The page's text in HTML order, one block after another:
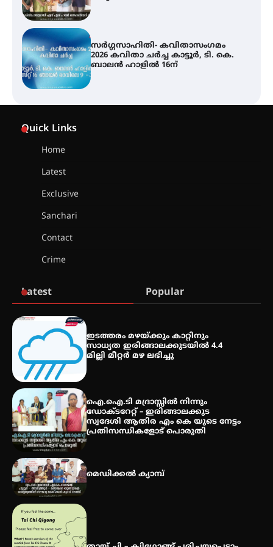
ശക്തമായ മഴ തുടരുന്നു – തൃശൂർ
ജില്ലയിൽ എല്ലാ വിദ്യാഭ്യാസ
സ്ഥാപനങ്ങൾക്കും ശനിയാഴ്ച
അവധി
എസ് എൻ ഹയർ സെക്കൻഡറി
വിദ്യാർത്ഥികൾ
2026 കവിതാ ചർച്ച കാട്ടൂർ, ടി. കെ.
ബാലൻ ഹാളിൽ 16ന്
Quick Links
Home
Latest
Exclusive
Sanchari
Contact
Crime
Latest Popular
ഇടത്തരം മഴയ്ക്കും കാറ്റിനും
സാധ്യത ഇരിങ്ങാലക്കുടയിൽ 4.4
മില്ലി മീറ്റർ മഴ ലഭിച്ചു
ഐ.ഐ.ടി മദ്രാസ്സിൽ നിന്നും
ഡോക്ടറേറ്റ് – ഇരിങ്ങാലക്കുട
സ്വദേശി ആതിര എം കെ യുടെ നേട്ടം
പ്രതിസന്ധികളോട് പൊരുതി
മെഡിക്കൽ ക്യാമ്പ്